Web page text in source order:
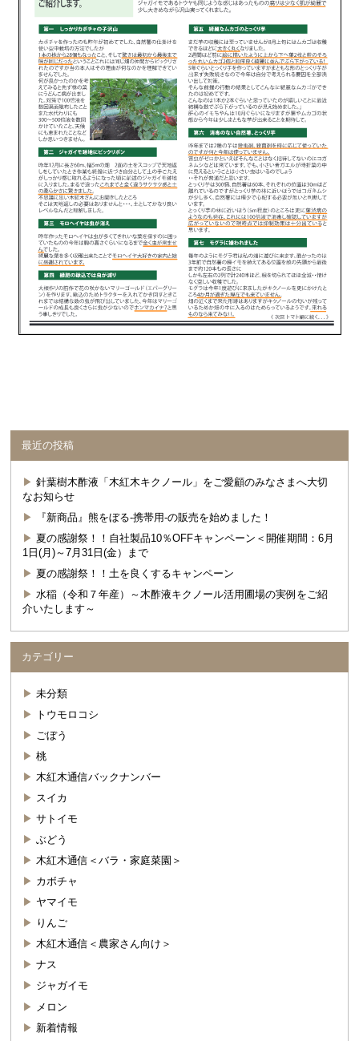
最近の投稿
針葉樹木酢液「木紅木キクノール」をご愛顧のみなさまへ大切
なお知らせ
『新商品』熊をぼる-携帯用-の販売を始めました！
夏の感謝祭！！自社製品10％OFFキャンペーン＜開催期間：6月
1日(月)～7月31日(金）まで
夏の感謝祭！！土を良くするキャンペーン
水稲（令和７年産）～木酢液キクノール活用圃場の実例をご紹
介いたします～
カテゴリー
未分類
トウモロコシ
ごぼう
桃
木紅木通信バックナンバー
スイカ
サトイモ
ぶどう
木紅木通信＜バラ・家庭菜園＞
カボチャ
ヤマイモ
りんご
木紅木通信＜農家さん向け＞
ナス
ジャガイモ
メロン
新着情報